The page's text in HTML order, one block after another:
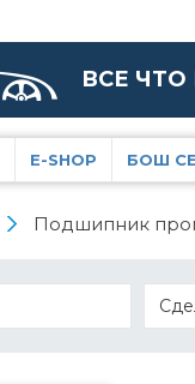
ВСЕ
E-SHOP БОШ
Подшипник